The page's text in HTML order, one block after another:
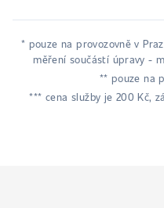
* pouze na provozovně v
měření součástí úpravy -
** pouze na
*** cena služby je 200 Kč,